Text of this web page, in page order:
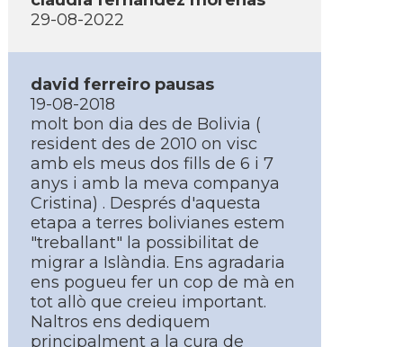
29-08-2022
david ferreiro pausas
19-08-2018
molt bon dia des de Bolivia (
resident des de 2010 on visc
amb els meus dos fills de 6 i 7
anys i amb la meva companya
Cristina) . Després d'aquesta
etapa a terres bolivianes estem
"treballant" la possibilitat de
migrar a Islàndia. Ens agradaria
ens pogueu fer un cop de mà en
tot allò que creieu important.
Naltros ens dediquem
principalment a la cura de